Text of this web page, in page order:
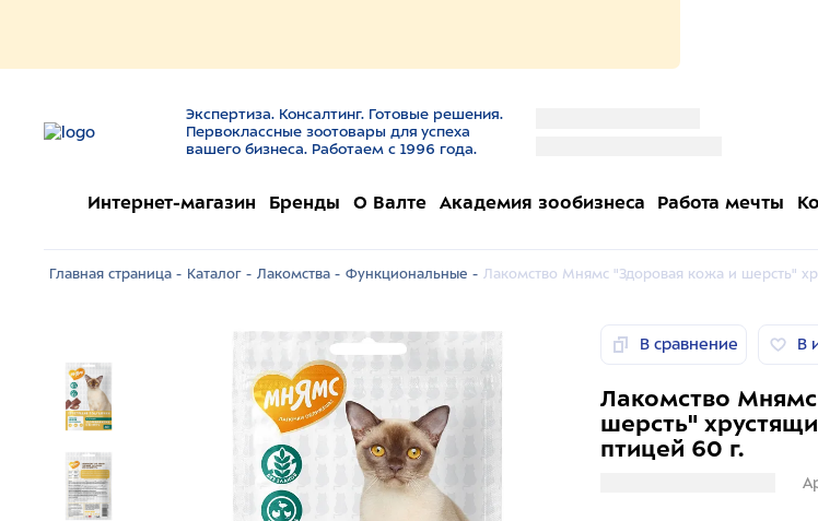
Экспертиза. Консалтинг. Готовые решения.
Первоклассные зоотовары для успеха
вашего бизнеса. Работаем с 1996 года.
Интернет-магазин Бренды О Валте Академия зообизнеса Работа мечты
Главная страница - Каталог - Лакомства - Функциональные - Лакомство Мнямс "Здоровая кожа и шерсть"
В сравнение В
Лакомство
шерсть"
птицей 60 г.